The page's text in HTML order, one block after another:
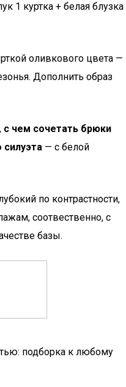
1 куртка + белая блузка
оливкового цвета —
Дополнить образ
с чем сочетать брюки
— с белой
по контрастности,
соотвественно, с
базы.
подборка к любому